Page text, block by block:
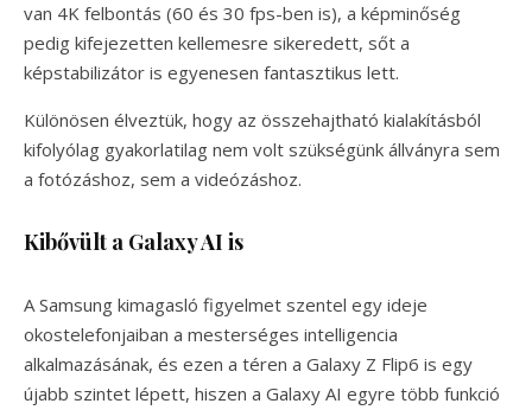
van 4K felbontás (60 és 30 fps-ben is), a képminőség
pedig kifejezetten kellemesre sikeredett, sőt a
képstabilizátor is egyenesen fantasztikus lett.
Különösen élveztük, hogy az összehajtható kialakításból
kifolyólag gyakorlatilag nem volt szükségünk állványra sem
a fotózáshoz, sem a videózáshoz.
Kibővült a Galaxy AI is
A Samsung kimagasló figyelmet szentel egy ideje
okostelefonjaiban a mesterséges intelligencia
alkalmazásának, és ezen a téren a Galaxy Z Flip6 is egy
újabb szintet lépett, hiszen a Galaxy AI egyre több funkció